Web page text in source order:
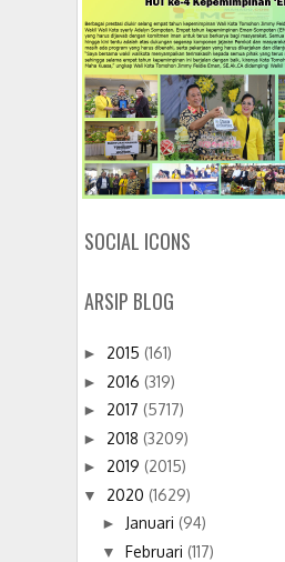
SOCIAL ICONS
ARSIP BLOG
► 2015 (161)
► 2016 (319)
► 2017 (5717)
► 2018 (3209)
► 2019 (2015)
▼ 2020 (1629)
► Januari (94)
▼ Februari (117)